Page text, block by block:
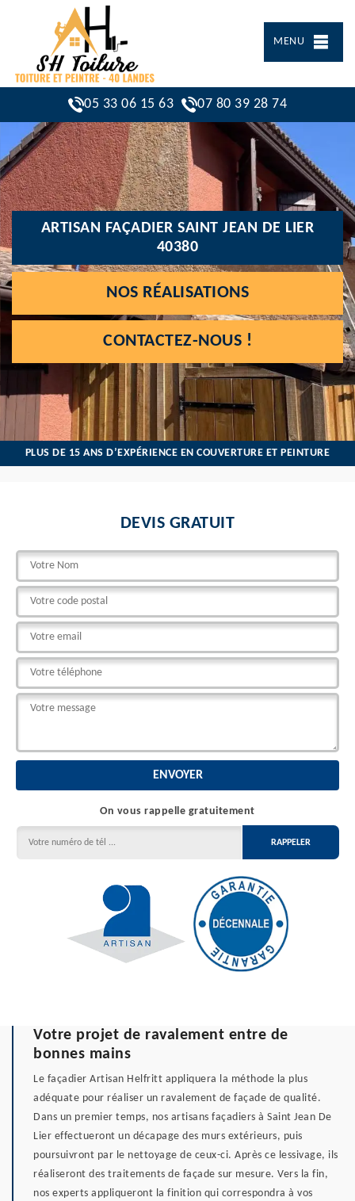
MENU
05 33 06 15 63 07 80 39 28 74
ARTISAN FAÇADIER SAINT JEAN DE LIER
40380
NOS RÉALISATIONS
CONTACTEZ-NOUS !
PLUS DE 15 ANS D’EXPÉRIENCE EN COUVERTURE ET PEINTURE
DEVIS GRATUIT
On vous rappelle gratuitement
Votre projet de ravalement entre de
bonnes mains
Le façadier Artisan Helfritt appliquera la méthode la plus
adéquate pour réaliser un ravalement de façade de qualité.
Dans un premier temps, nos artisans façadiers à Saint Jean De
Lier effectueront un décapage des murs extérieurs, puis
poursuivront par le nettoyage de ceux-ci. Après ce lessivage, ils
réaliseront des traitements de façade sur mesure. Vers la fin,
nos experts appliqueront la finition qui correspondra à vos